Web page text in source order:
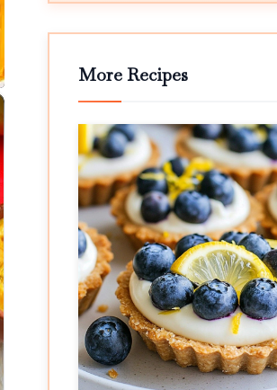
More Recipes